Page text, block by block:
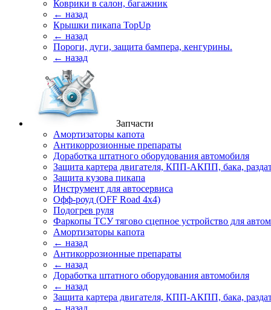
Коврики в салон, багажник
← назад
Крышки пикапа TopUp
← назад
Пороги, дуги, защита бампера, кенгурины.
← назад
Запчасти
Амортизаторы капота
Антикоррозионные препараты
Доработка штатного оборудования автомобиля
Защита картера двигателя, КПП-АКПП, бака,
Защита кузова пикапа
Инструмент для автосервиса
Офф-роуд (OFF Road 4x4)
Подогрев руля
Фаркопы ТСУ тягово сцепное устройство для
Амортизаторы капота
← назад
Антикоррозионные препараты
← назад
Доработка штатного оборудования автомобиля
← назад
Защита картера двигателя, КПП-АКПП, бака,
← назад